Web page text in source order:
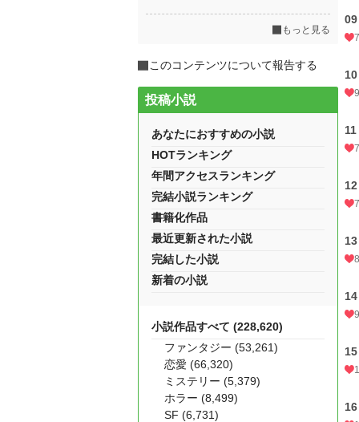
09
10
11
12
13
14
15
16
もっと見る
このコンテンツについて報告する
投稿小説
あなたにおすすめの小説
HOTランキング
年間アクセスランキング
完結小説ランキング
書籍化作品
最近更新された小説
完結した小説
新着の小説
小説作品すべて (228,620)
ファンタジー (53,261)
恋愛 (66,320)
ミステリー (5,379)
ホラー (8,499)
SF (6,731)